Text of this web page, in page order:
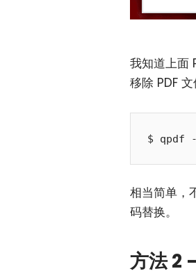
我知道上面
移除 PDF
$ qpdf
相当简单，
码替换。
方法 2